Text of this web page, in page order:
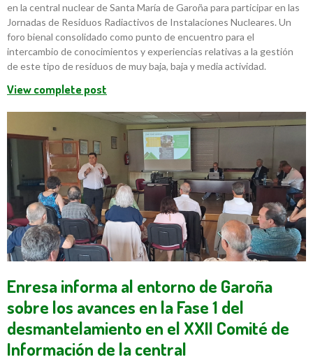
en la central nuclear de Santa María de Garoña para participar en las
Jornadas de Residuos Radiactivos de Instalaciones Nucleares. Un
foro bienal consolidado como punto de encuentro para el
intercambio de conocimientos y experiencias relativas a la gestión
de este tipo de residuos de muy baja, baja y media actividad.
View complete post
Enresa informa al entorno de Garoña
sobre los avances en la Fase 1 del
desmantelamiento en el XXII Comité de
Información de la central